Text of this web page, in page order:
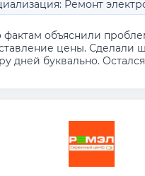
Ремонт
фактам объяснили
цены. Сделали
дней буквально.